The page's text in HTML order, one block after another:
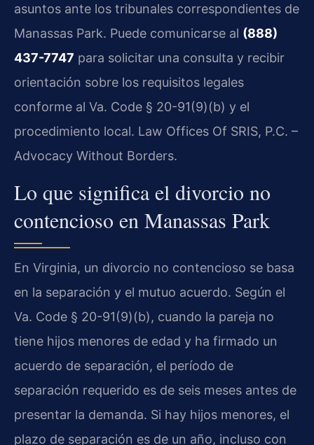
asuntos ante los tribunales correspondientes de
Manassas Park. Puede comunicarse al (888)
437-7747 para solicitar una consulta y recibir
orientación sobre los requisitos legales
conforme al Va. Code § 20-91(9)(b) y el
procedimiento local. Law Offices Of SRIS, P.C. –
Advocacy Without Borders.
Lo que significa el divorcio no
contencioso en Manassas Park
En Virginia, un divorcio no contencioso se basa
en la separación y el mutuo acuerdo. Según el
Va. Code § 20-91(9)(b), cuando la pareja no
tiene hijos menores de edad y ha firmado un
acuerdo de separación, el período de
separación requerido es de seis meses antes de
presentar la demanda. Si hay hijos menores, el
plazo de separación es de un año, incluso con